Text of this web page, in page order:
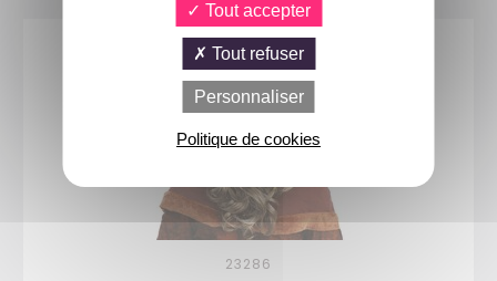
23286
Tout accepter
Tout refuser
Personnaliser
Politique de cookies